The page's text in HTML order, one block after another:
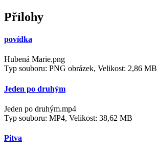
Přílohy
povídka
Hubená Marie.png
Typ souboru: PNG obrázek, Velikost: 2,86 MB
Jeden po druhým
Jeden po druhým.mp4
Typ souboru: MP4, Velikost: 38,62 MB
Pitva